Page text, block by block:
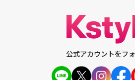
公式アカウントをフ